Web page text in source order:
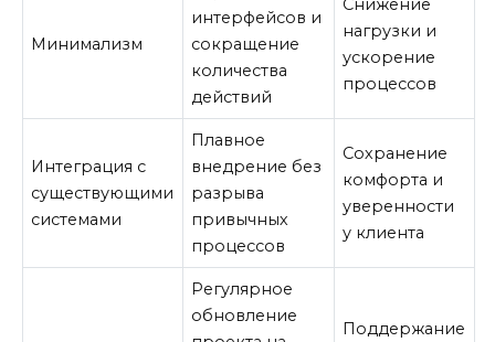
Минимализм
интерфейсов и
сокращение
количества
действий
Снижение
нагрузки и
ускорение
процессов
Интеграция с
существующими
системами
Плавное
внедрение без
разрыва
привычных
процессов
Сохранение
комфорта и
уверенности
у клиента
Регулярное
обновление
Поддержание